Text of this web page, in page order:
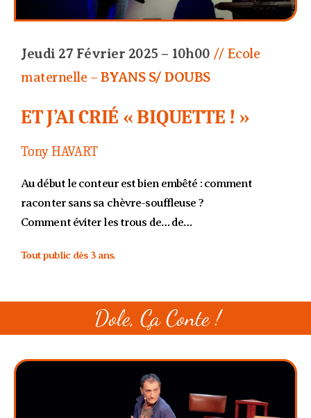
Jeudi 27 Février 2025 – 10h00 // Ecole
maternelle – BYANS S/ DOUBS
ET J’AI CRIÉ « BIQUETTE ! »
Tony HAVART
Au début le conteur est bien embêté : comment
raconter sans sa chèvre-souffleuse ?
Comment éviter les trous de… de…
Tout public dès 3 ans.
Dole, Ça Conte !